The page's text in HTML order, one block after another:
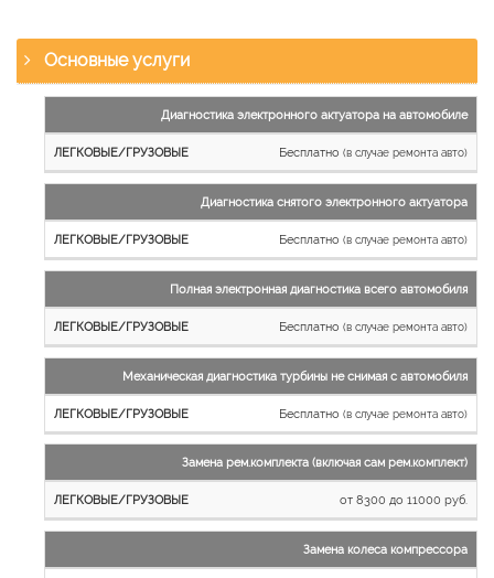
Основные услуги
работы
Легковые
и
Грузовые
автомобили
Диагностика электронного актуатора на автомобиле
Бесплатно (в случае ремонта авто)
Диагностика снятого электронного актуатора
Бесплатно (в случае ремонта авто)
Полная электронная диагностика всего автомобиля
Бесплатно (в случае ремонта авто)
Механическая диагностика турбины не снимая с автомобиля
Бесплатно (в случае ремонта авто)
Замена рем.комплекта (включая сам рем.комплект)
от 8300 до 11000 руб.
Замена колеса компрессора